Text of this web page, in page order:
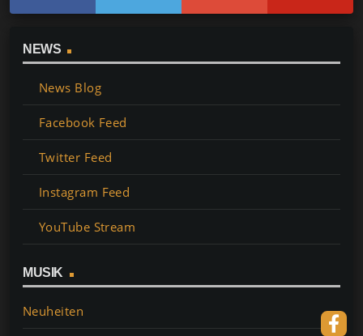
NEWS
News Blog
Facebook Feed
Twitter Feed
Instagram Feed
YouTube Stream
MUSIK
Neuheiten